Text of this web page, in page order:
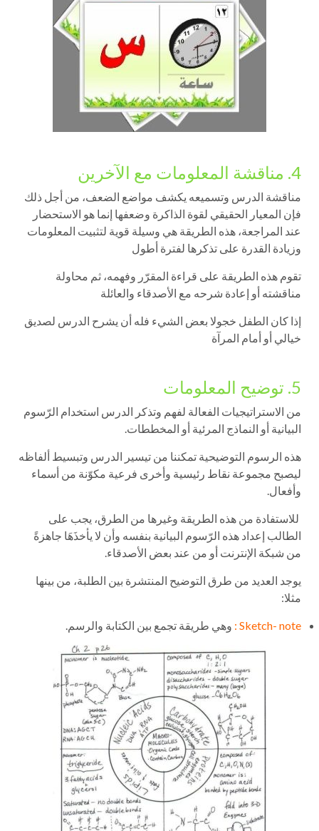
4. مناقشة المعلومات مع الآخرين
مناقشة الدرس وتسميعه يكشف مواضع الضعف، من أجل ذلك
فإن المعيار الحقيقي لقوة الذاكرة وضعفها إنما هو الاستحضار
عند المراجعة، هذه الطريقة هي وسيلة قوية لتثبيت المعلومات
وزيادة القدرة على تذكرها لفترة أطول
تقوم هذه الطريقة على قراءة المقرّر وفهمه، ثم محاولة
مناقشته أو إعادة شرحه مع الأصدقاء والعائلة
إذا كان الطفل خجولا بعض الشيء فله أن يشرح الدرس لصديق
خيالي أو أمام المرآة
5. توضيح المعلومات
من الاستراتيجيات الفعالة لفهم وتذكر الدرس استخدام الرّسوم
البيانية أو النماذج المرئية أو المخططات.
هذه الرسوم التوضيحية تمكننا من تيسير الدرس وتبسيط ألفاظه
ليصبح مجموعة نقاط رئيسية وأخرى فرعية مكوّنة من أسماء
وأفعال.
للاستفادة من هذه الطريقة وغيرها من الطرق، يجب على
الطالب إعداد هذه الرّسوم البيانية بنفسه وأن لا يأخذَهَا جاهزةً
من شبكة الإنترنت أو من عند بعض الأصدقاء.
يوجد العديد من طرق التوضيح المنتشرة بين الطلبة، من بينها
مثلا:
Sketch- note : وهي طريقة تجمع بين الكتابة والرسم.